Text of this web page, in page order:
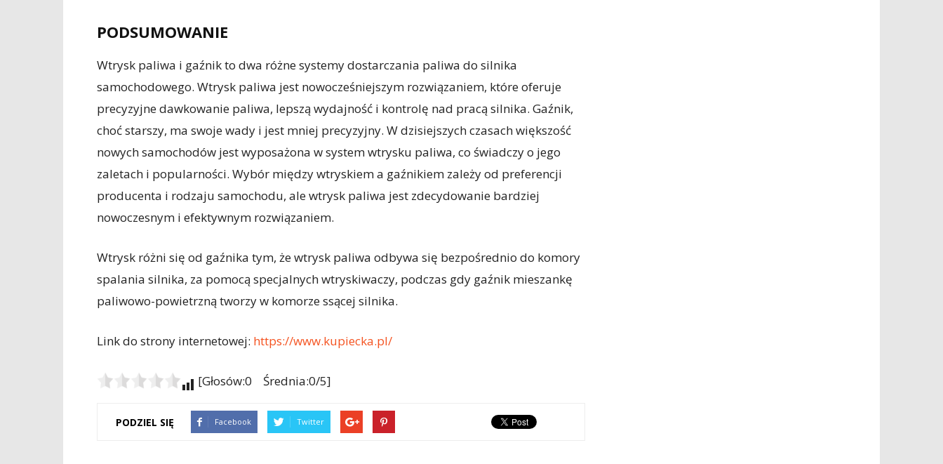
PODSUMOWANIE
Wtrysk paliwa i gaźnik to dwa różne systemy dostarczania paliwa do silnika
samochodowego. Wtrysk paliwa jest nowocześniejszym rozwiązaniem, które oferuje
precyzyjne dawkowanie paliwa, lepszą wydajność i kontrolę nad pracą silnika. Gaźnik,
choć starszy, ma swoje wady i jest mniej precyzyjny. W dzisiejszych czasach większość
nowych samochodów jest wyposażona w system wtrysku paliwa, co świadczy o jego
zaletach i popularności. Wybór między wtryskiem a gaźnikiem zależy od preferencji
producenta i rodzaju samochodu, ale wtrysk paliwa jest zdecydowanie bardziej
nowoczesnym i efektywnym rozwiązaniem.
Wtrysk różni się od gaźnika tym, że wtrysk paliwa odbywa się bezpośrednio do komory
spalania silnika, za pomocą specjalnych wtryskiwaczy, podczas gdy gaźnik mieszankę
paliwowo-powietrzną tworzy w komorze ssącej silnika.
Link do strony internetowej: https://www.kupiecka.pl/
[Głosów:0 Średnia:0/5]
PODZIEL SIĘ Facebook Twitter